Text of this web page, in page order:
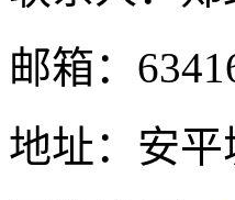
邮箱：
地址：安